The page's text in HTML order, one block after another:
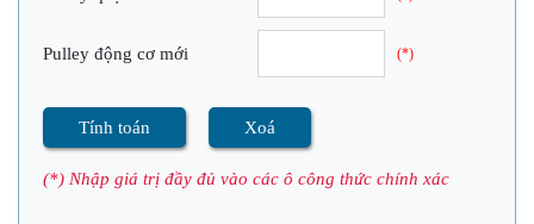
Pulley động cơ mới (*)
Tính toán Xoá
(*) Nhập giá trị đầy đủ vào các ô công thức chính xác